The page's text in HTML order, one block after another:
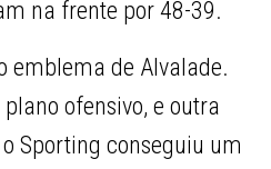
na frente por 48-39.
emblema de Alvalade.
ofensivo, e outra
Sporting conseguiu um